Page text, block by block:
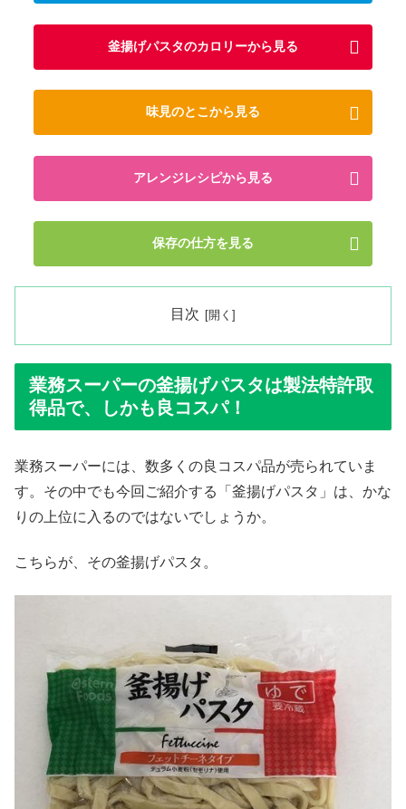
釜揚げパスタのカロリーから見る
味見のとこから見る
アレンジレシピから見る
保存の仕方を見る
目次
業務スーパーの釜揚げパスタは製法特許取
得品で、しかも良コスパ！
業務スーパーには、数多くの良コスパ品が売られていま
す。その中でも今回ご紹介する「釜揚げパスタ」は、かな
りの上位に入るのではないでしょうか。
こちらが、その釜揚げパスタ。